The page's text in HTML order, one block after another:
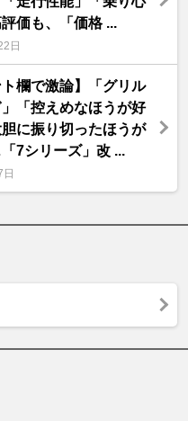
価も、「価格 ...
日
ト欄で激論】「グリル
「控えめなほうが好
に振り切ったほうが
7シリーズ」改 ...
日